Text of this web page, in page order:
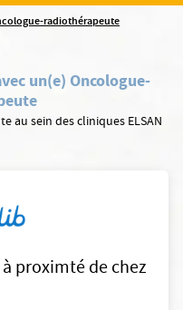
radiothérapeute
un(e) Oncologue-
au sein des cliniques ELSAN
proximté de chez